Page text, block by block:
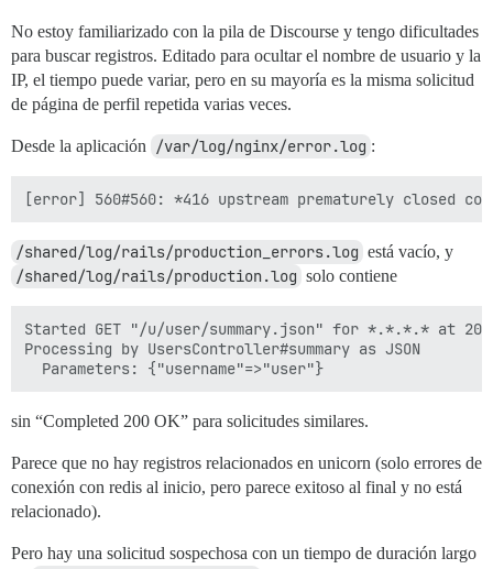
No estoy familiarizado con la pila de Discourse y tengo dificultades
para buscar registros. Editado para ocultar el nombre de usuario y la
IP, el tiempo puede variar, pero en su mayoría es la misma solicitud
de página de perfil repetida varias veces.
Desde la aplicación /var/log/nginx/error.log :
/shared/log/rails/production_errors.log está vacío, y
/shared/log/rails/production.log solo contiene
Started GET "/u/user/summary.json" for *.*.*.* at
Processing by UsersController#summary as JSON
sin “Completed 200 OK” para solicitudes similares.
Parece que no hay registros relacionados en unicorn (solo errores de
conexión con redis al inicio, pero parece exitoso al final y no está
relacionado).
Pero hay una solicitud sospechosa con un tiempo de duración largo